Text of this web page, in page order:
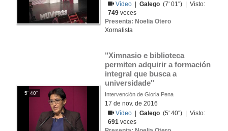
Vídeo
|Galego (7' 01'') | Visto:
749 veces
Presenta: Noelia Otero
Xornalista
5' 40''
"Ximnasio e biblioteca
permiten adquirir a formación
integral que busca a
universidade"
Intervención de Gloria Pena
17 de nov. de 2016
Vídeo
|Galego (5' 40'') | Visto:
691 veces